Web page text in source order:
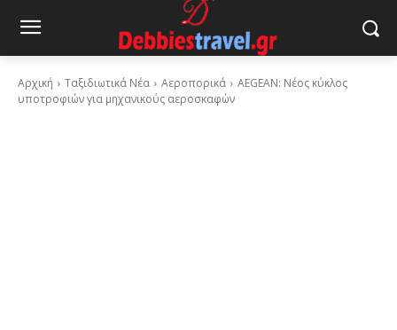
Αρχική Ταξιδιωτικά Νέα Αεροπορικά
AEGEAN: Νέος κύκλος
υποτροφιών για μηχανικούς αεροσκαφών